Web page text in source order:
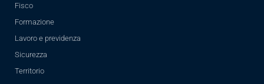
Fisco
Formazione
Lavoro e previdenza
Sicurezza
Territorio